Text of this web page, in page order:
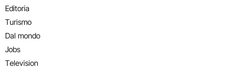
Editoria
Turismo
Dal mondo
Jobs
Television